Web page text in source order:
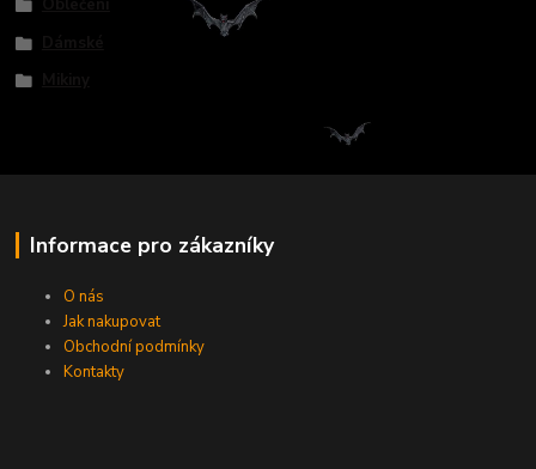
Informace pro zákazníky
O nás
Jak nakupovat
Obchodní podmínky
Kontakty